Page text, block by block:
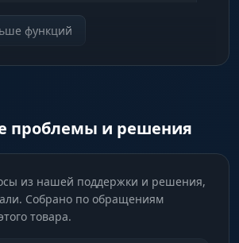
(Полный Обзор)
и Стрелки за экраном (Off-
функций
проблемы и решения
из нашей поддержки и решения,
Собрано по обращениям
товара.